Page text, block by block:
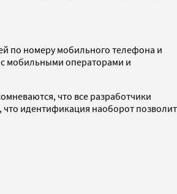
по номеру мобильного телефона и
с мобильными операторами и
что все разработчики
что идентификация наоборот позволит